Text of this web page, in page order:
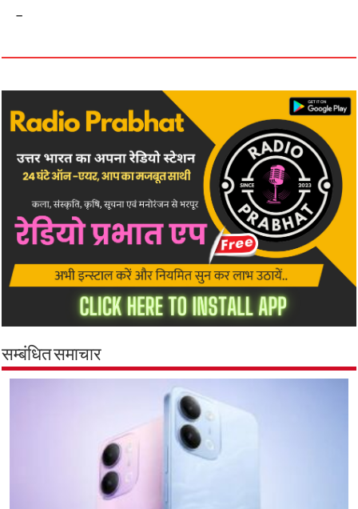
–
सम्बंधित समाचार